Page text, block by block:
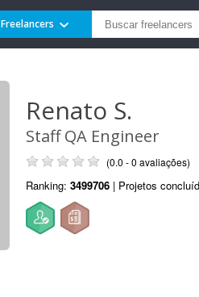
Freelancers
Renato S.
Staff QA Engineer
(0.0 - 0 avaliações)
Ranking: 3499706 | Projetos